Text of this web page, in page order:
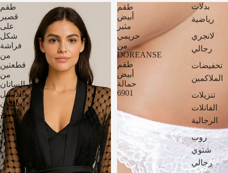
بدلات
رياضية
لانجري
رجالي
تخفيضات
الملاكمين
تنزيلات
الفانلات
الرجالية
روب
شتوي
رجالي
طقم
قصير
على
شكل
فراشة
من
قطعتين
من
الساتان
والدانتيل
باللون
الأسود
طقم
أبيض
مثير
حريمي
من
DOREANSE
طقم
أبيض
حمالة
6901